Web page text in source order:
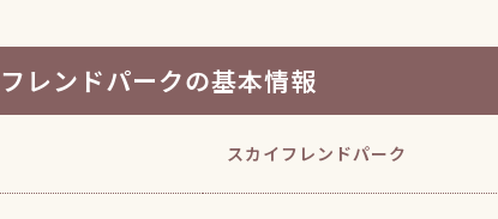
レンドパークの基本情報
スカイフレンドパーク